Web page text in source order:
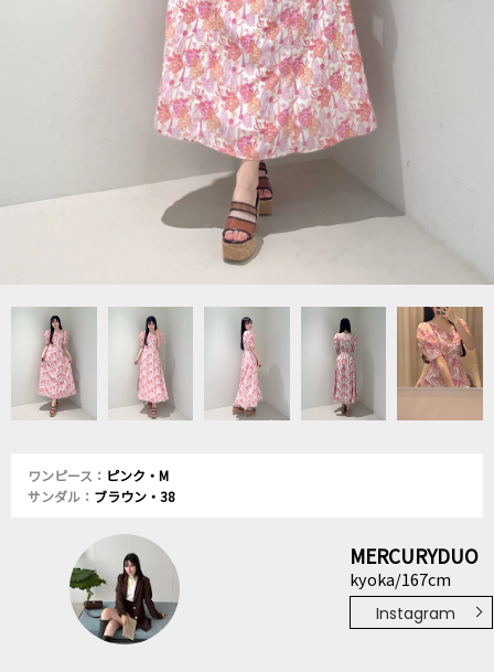
ワンピース： ピンク・M
サンダル： ブラウン・38
MERCURYDUO
kyoka/167cm
Instagram